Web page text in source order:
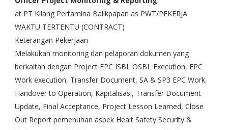
at PT Kilang Pertamina Balikpapan as PWT/PEKERJA
WAKTU TERTENTU (CONTRACT)
Keterangan Pekerjaan
Melakukan monitoring dan pelaporan dokumen yang
berkaitan dengan Project EPC ISBL OSBL Execution, EPC
Work execution, Transfer Document, SA & SP3 EPC Work,
Handover to Operation, Kapitalisasi, Transfer Document
Update, Final Acceptance, Project Lesson Learned, Close
Out Report pemenuhan aspek Healt Safety Security &